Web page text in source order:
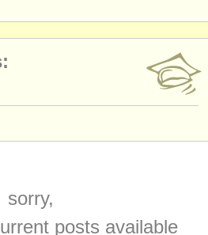
sorry,
posts available